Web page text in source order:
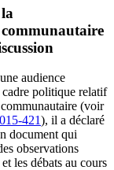
audience
politique relatif
(voir
421), il a déclaré
document qui
observations
les débats au cours